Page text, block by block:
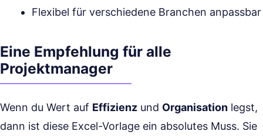
Flexibel für verschiedene Branchen anpassbar
Eine Empfehlung für alle
Projektmanager
Wenn du Wert auf Effizienz und Organisation legst,
dann ist diese Excel-Vorlage ein absolutes Muss. Sie